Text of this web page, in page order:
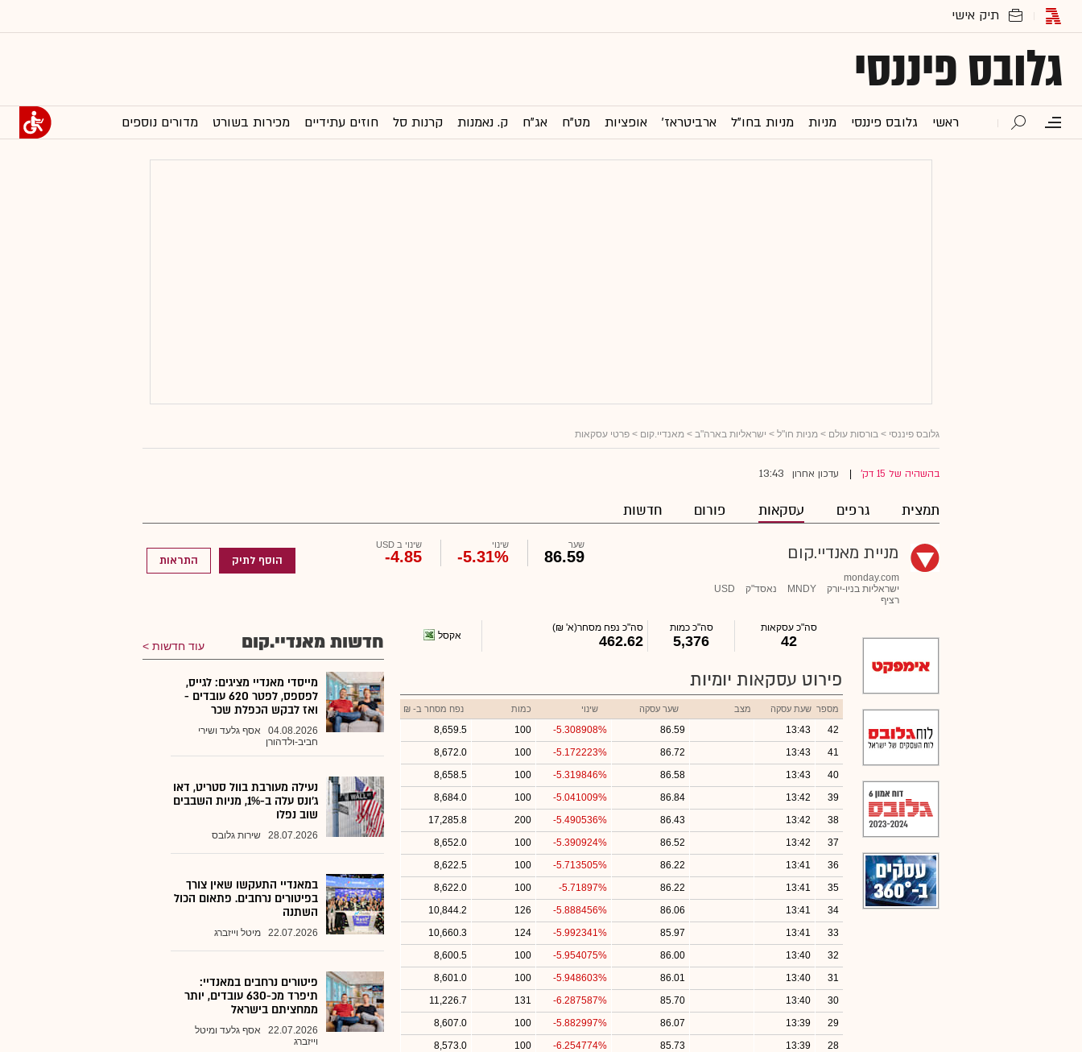
גלובס פיננסי
ראשי גלובס פיננסי מניות מניות בחו"ל ארביטראז' אופציות מט"ח אג"ח ק. נאמנות קרנות סל חוזים עתידיים מכירות בשורט מדורים נוספים
גלובס פיננסי > בורסות עולם > מניות חו"ל > ישראליות בארה"ב > מאנדיי.קום > פרטי עסקאות
בהשהיה של 15 דק' עדכון אחרון 13:43
תמצית גרפים עסקאות פורום חדשות
מניית מאנדיי.קום
monday.com
ישראליות בניו-יורק
MNDY נאסד"ק
USD
רציף
שער
86.59
שינוי
-5.31%
שינוי ב USD
-4.85 הוסף לתיק התראות
סה"כ עסקאות
42
סה"כ כמות
5,376
סה"כ נפח מסחר(א' ₪)
462.62 אקסל
פירוט עסקאות יומיות
מספר שעת עסקה מצב שער עסקה שינוי כמות נפח מסחר ב- ₪
42
13:43
86.59
-5.308908%
100
8,659.5
41
13:43
86.72
-5.172223%
100
8,672.0
40
13:43
86.58
-5.319846%
100
8,658.5
39
13:42
86.84
-5.041009%
100
8,684.0
38
13:42
86.43
-5.490536%
200
17,285.8
37
13:42
86.52
-5.390924%
100
8,652.0
36
13:41
86.22
-5.713505%
100
8,622.5
35
13:41
86.22
-5.71897%
100
8,622.0
34
13:41
86.06
-5.888456%
126
10,844.2
33
13:41
85.97
-5.992341%
124
10,660.3
32
13:40
86.00
-5.954075%
100
8,600.5
31
13:40
86.01
-5.948603%
100
8,601.0
30
13:40
85.70
-6.287587%
131
11,226.7
29
13:39
86.07
-5.882997%
100
8,607.0
28
13:39
85.73
-6.254774%
100
8,573.0
חדשות מאנדיי.קום עוד חדשות
מייסדי מאנדיי מציגים: לגייס,
לפספס, לפטר 620 עובדים -
ואז לבקש הכפלת שכר
04.08.2026
אסף גלעד ושירי
חביב-ולדהורן
נעילה מעורבת בוול סטריט, דאו
ג'ונס עלה ב-1%, מניות השבבים
שוב נפלו
28.07.2026 שירות גלובס
במאנדיי התעקשו שאין צורך
בפיטורים נרחבים. פתאום הכול
השתנה
22.07.2026 מיטל וייזברג
פיטורים נרחבים במאנדיי:
תיפרד מכ-630 עובדים, יותר
ממחציתם בישראל
22.07.2026
אסף גלעד ומיטל
וייזברג